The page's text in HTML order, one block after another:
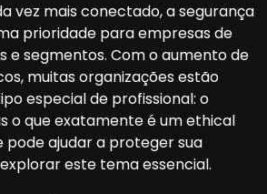
vez mais conectado, a segurança
prioridade para empresas de
e segmentos. Com o aumento de
muitas organizações estão
especial de profissional: o
o que exatamente é um ethical
pode ajudar a proteger sua
este tema essencial.